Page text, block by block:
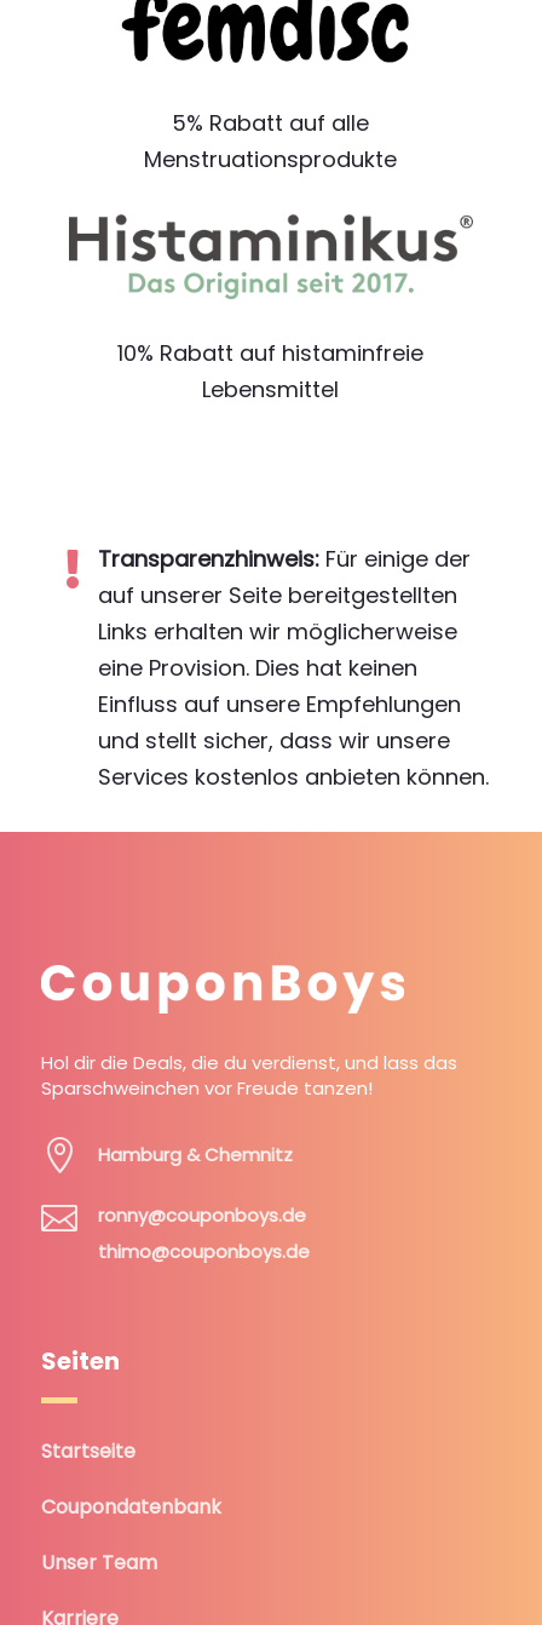
5% Rabatt auf alle
Menstruationsprodukte
10% Rabatt auf histaminfreie
Lebensmittel
 Transparenzhinweis:Für einige der
auf unserer Seite bereitgestellten
Links erhalten wir möglicherweise
eine Provision. Dies hat keinen
Einfluss auf unsere Empfehlungen
und stellt sicher, dass wir unsere
Services kostenlos anbieten können.
Hol dir die Deals, die du verdienst, und lass das
Sparschweinchen vor Freude tanzen!
 Hamburg & Chemnitz

ronny@couponboys.de
thimo@couponboys.de
Seiten
Startseite
Coupondatenbank
Unser Team
Karriere